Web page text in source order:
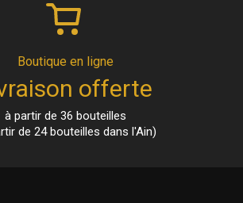
Boutique en ligne
offerte
à partir de 36 bouteilles
de 24 bouteilles dans l'Ain)